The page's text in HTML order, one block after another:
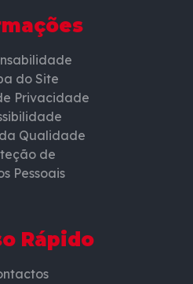
do Site
Privacidade
Qualidade
de
Pessoais
Rápido